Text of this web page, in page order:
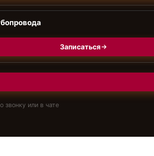
Записаться
звонку или в чате